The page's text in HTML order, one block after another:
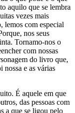
aquilo que se lembra
vezes mais
lemos com especial
nos seus
Tornamo-nos o
com nossas
do livro que,
nossa e as várias
É aquele em que
das pessoas com
a que se ligou pelo